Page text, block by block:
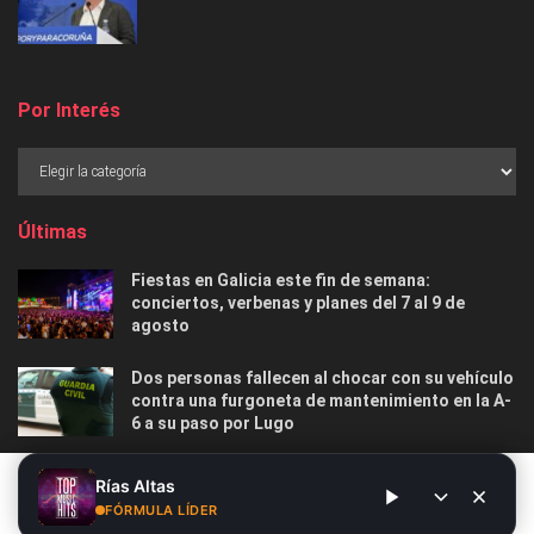
Por Interés
Últimas
Fiestas en Galicia este fin de semana:
conciertos, verbenas y planes del 7 al 9 de
agosto
Dos personas fallecen al chocar con su vehículo
contra una furgoneta de mantenimiento en la A-
6 a su paso por Lugo
Las 12 playas gallegas con Bandera Azul menos
masificadas para disfrutar este verano
Rías Altas
FÓRMULA LÍDER
Este sitio web utiliza cookies. Al continuar utilizando este sitio
web, usted da su consentimiento para el uso de cookies. Visite